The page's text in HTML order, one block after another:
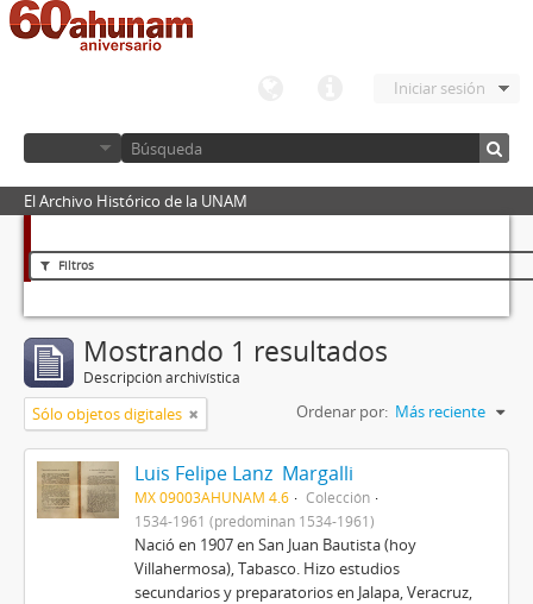
Iniciar sesión
El Archivo Histórico de la UNAM
Filtros
Mostrando 1 resultados
Descripción archivística
Sólo objetos digitales Ordenar por: Más reciente
Luis Felipe Lanz Margalli
MX 09003AHUNAM 4.6
Colección
1534-1961 (predominan 1534-1961)
Nació en 1907 en San Juan Bautista (hoy
Villahermosa), Tabasco. Hizo estudios
secundarios y preparatorios en Jalapa, Veracruz,